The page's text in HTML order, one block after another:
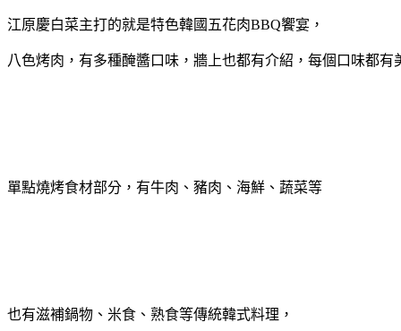
江原慶白菜主打的就是特色韓國五花肉BBQ饗宴，
八色烤肉，有多種醃醬口味，牆上也都有介紹，每個口味都有
單點燒烤食材部分，有牛肉、豬肉、海鮮、蔬菜等
也有滋補鍋物、米食、熟食等傳統韓式料理，